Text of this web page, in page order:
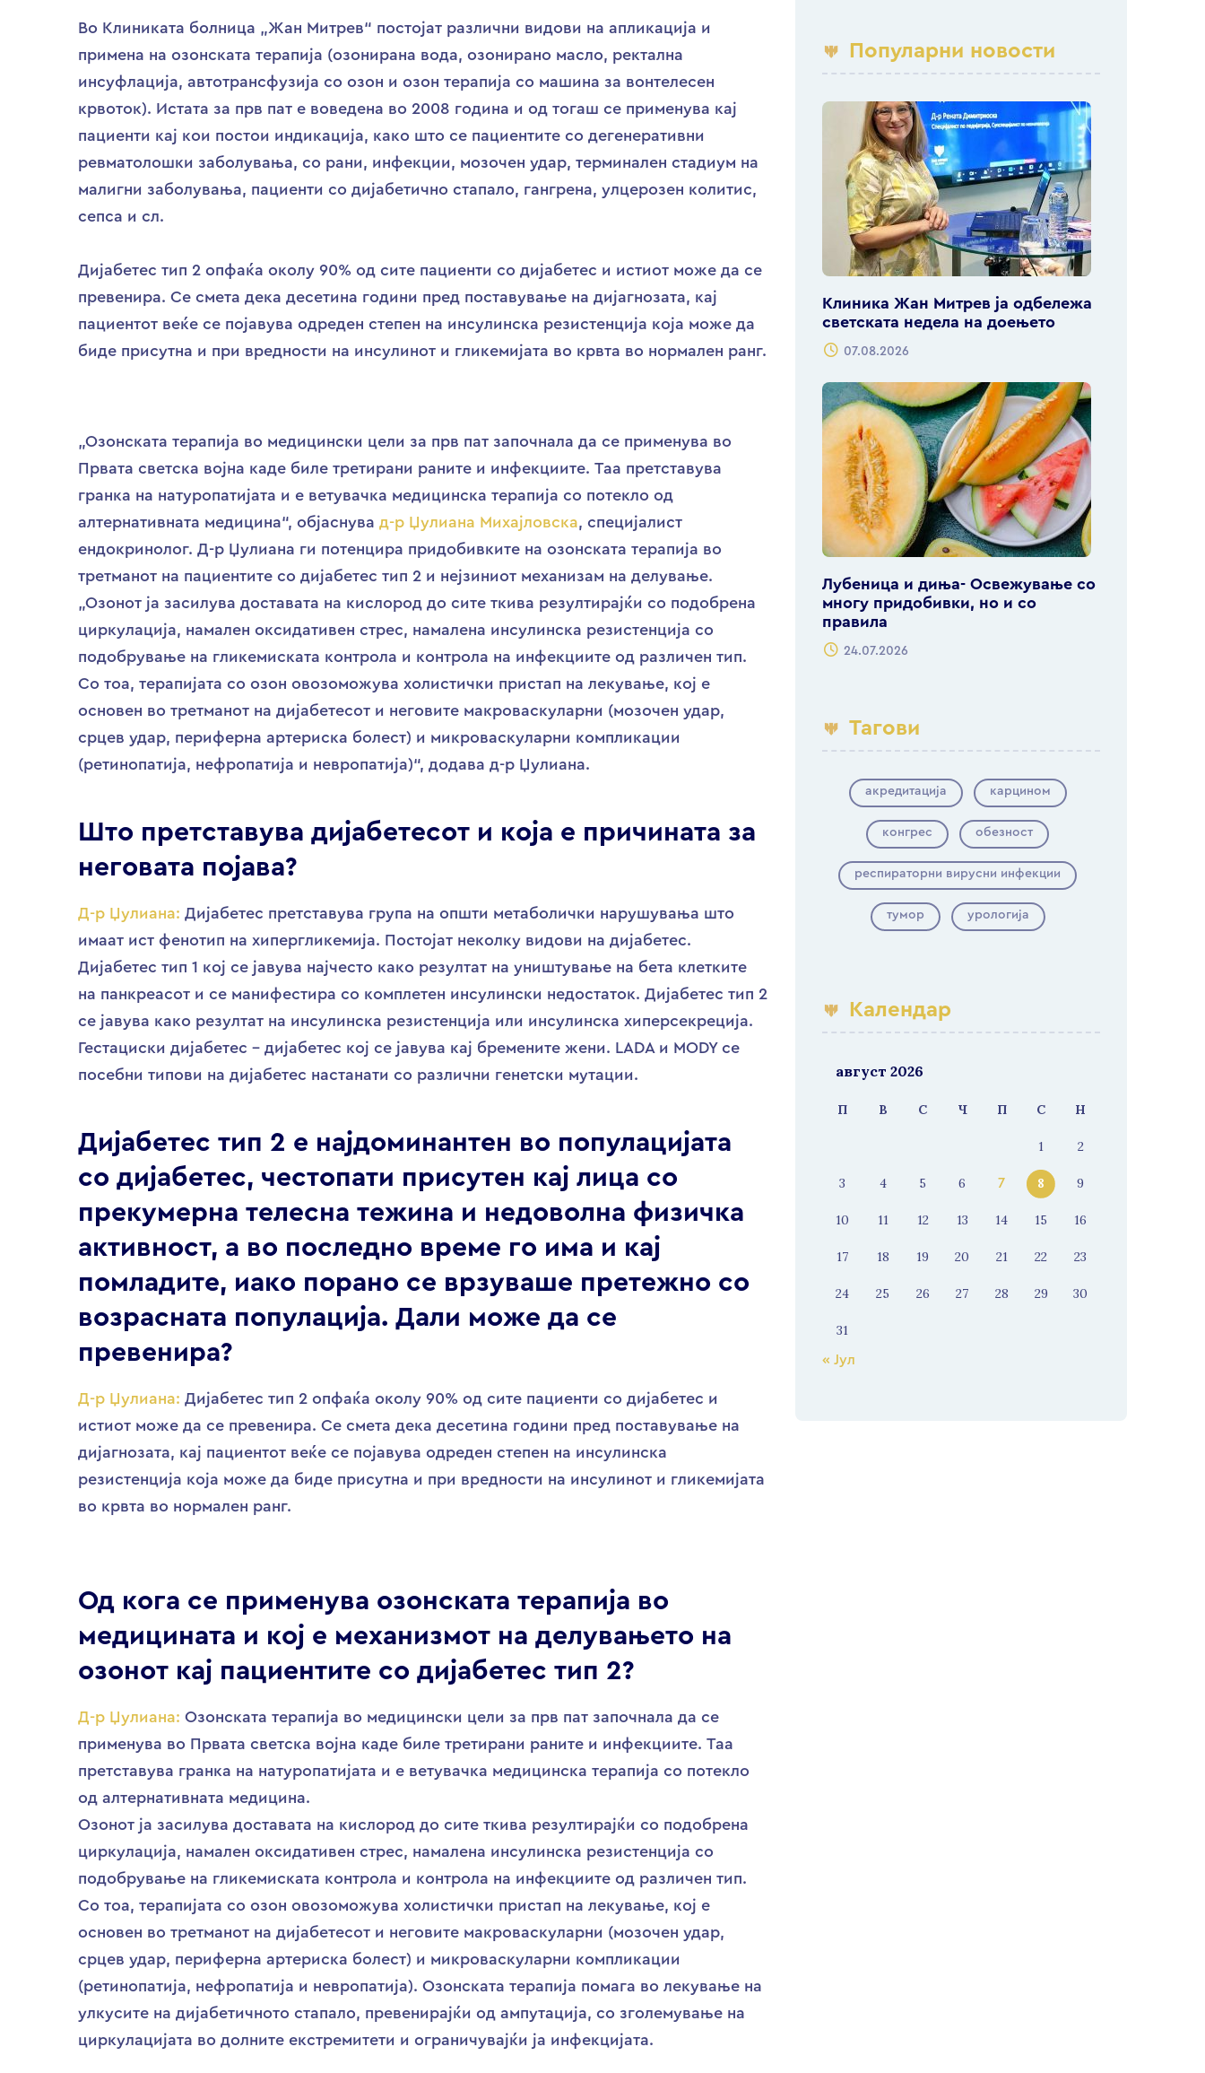
Во Клиниката болница „Жан Митрев“ постојат различни видови на апликација и
примена на озонската терапија (озонирана вода, озонирано масло, ректална
инсуфлација, автотрансфузија со озон и озон терапија со машина за вонтелесен
крвоток). Истата за прв пат е воведена во 2008 година и од тогаш се применува кај
пациенти кај кои постои индикација, како што се пациентите со дегенеративни
ревматолошки заболувања, со рани, инфекции, мозочен удар, терминален стадиум на
малигни заболувања, пациенти со дијабетично стапало, гангрена, улцерозен колитис,
сепса и сл.
Дијабетес тип 2 опфаќа околу 90% од сите пациенти со дијабетес и истиот може да се
превенира. Се смета дека десетина години пред поставување на дијагнозата, кај
пациентот веќе се појавува одреден степен на инсулинска резистенција која може да
биде присутна и при вредности на инсулинот и гликемијата во крвта во нормален ранг.
„Озонската терапија во медицински цели за прв пат започнала да се применува во
Првата светска војна каде биле третирани раните и инфекциите. Таа претставува
гранка на натуропатијата и е ветувачка медицинска терапија со потекло од
алтернативната медицина“, објаснува д-р Џулиана Михајловска, специјалист
ендокринолог. Д-р Џулиана ги потенцира придобивките на озонската терапија во
третманот на пациентите со дијабетес тип 2 и нејзиниот механизам на делување.
„Озонот ја засилува доставата на кислород до сите ткива резултирајќи со подобрена
циркулација, намален оксидативен стрес, намалена инсулинска резистенција со
подобрување на гликемиската контрола и контрола на инфекциите од различен тип.
Со тоа, терапијата со озон овозоможува холистички пристап на лекување, кој е
основен во третманот на дијабетесот и неговите макроваскуларни (мозочен удар,
срцев удар, периферна артериска болест) и микроваскуларни компликации
(ретинопатија, нефропатија и невропатија)“, додава д-р Џулиана.
Што претставува дијабетесот и која е причината за
неговата појава?
Д-р Џулиана: Дијабетес претставува група на општи метаболички нарушувања што
имаат ист фенотип на хипергликемија. Постојат неколку видови на дијабетес.
Дијабетес тип 1 кој се јавува најчесто како резултат на уништување на бета клетките
на панкреасот и се манифестира со комплетен инсулински недостаток. Дијабетес тип 2
се јавува како резултат на инсулинска резистенција или инсулинска хиперсекреција.
Гестациски дијабетес – дијабетес кој се јавува кај бремените жени. LADA и MODY се
посебни типови на дијабетес настанати со различни генетски мутации.
Дијабетес тип 2 е најдоминантен во популацијата
со дијабетес, честопати присутен кај лица со
прекумерна телесна тежина и недоволна физичка
активност, а во последно време го има и кај
помладите, иако порано се врзуваше претежно со
возрасната популација. Дали може да се
превенира?
Д-р Џулиана: Дијабетес тип 2 опфаќа околу 90% од сите пациенти со дијабетес и
истиот може да се превенира. Се смета дека десетина години пред поставување на
дијагнозата, кај пациентот веќе се појавува одреден степен на инсулинска
резистенција која може да биде присутна и при вредности на инсулинот и гликемијата
во крвта во нормален ранг.
Од кога се применува озонската терапија во
медицината и кој е механизмот на делувањето на
озонот кај пациентите со дијабетес тип 2?
Д-р Џулиана: Озонската терапија во медицински цели за прв пат започнала да се
применува во Првата светска војна каде биле третирани раните и инфекциите. Таа
претставува гранка на натуропатијата и е ветувачка медицинска терапија со потекло
од алтернативната медицина.
Озонот ја засилува доставата на кислород до сите ткива резултирајќи со подобрена
циркулација, намален оксидативен стрес, намалена инсулинска резистенција со
подобрување на гликемиската контрола и контрола на инфекциите од различен тип.
Со тоа, терапијата со озон овозоможува холистички пристап на лекување, кој е
основен во третманот на дијабетесот и неговите макроваскуларни (мозочен удар,
срцев удар, периферна артериска болест) и микроваскуларни компликации
(ретинопатија, нефропатија и невропатија). Озонската терапија помага во лекување на
улкусите на дијабетичното стапало, превенирајќи од ампутација, со зголемување на
циркулацијата во долните екстремитети и ограничувајќи ја инфекцијата.
Популарни новости
Клиника Жан Митрев ја одбележа
светската недела на доењето
07.08.2026
Лубеница и диња- Освежување со
многу придобивки, но и со
правила
24.07.2026
Тагови
акредитација карцином
конгрес обезност
респираторни вирусни инфекции
тумор урологија
Календар
август 2026
П В С Ч П С Н
1 2
3 4 5 6 7 8 9
10 11 12 13 14 15 16
17 18 19 20 21 22 23
24 25 26 27 28 29 30
31
« Јул